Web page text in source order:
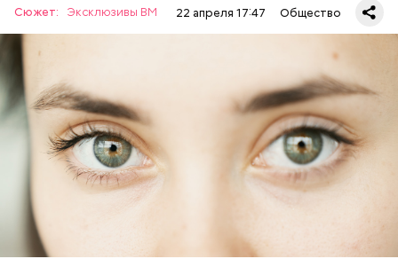
Сюжет: Эксклюзивы ВМ 22 апреля 17:47 Общество